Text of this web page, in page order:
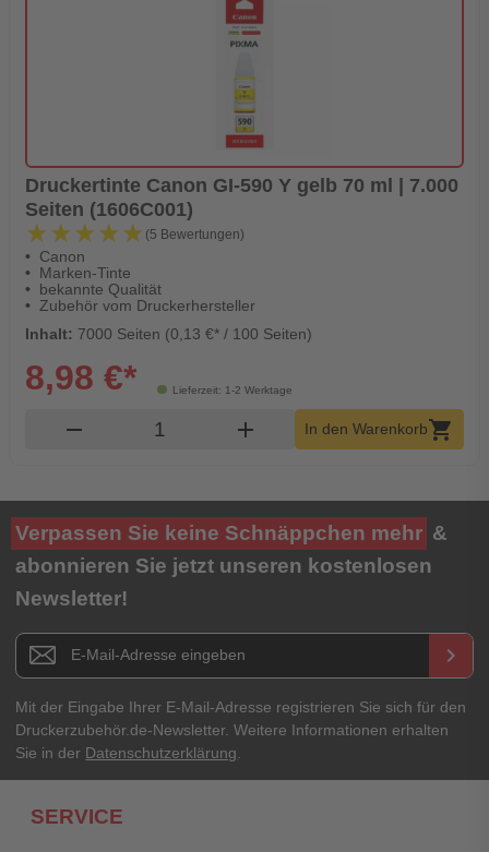
Druckertinte Canon GI-590 Y gelb 70 ml | 7.000
Seiten (1606C001)
★★★★★
★★★★★ (5 Bewertungen)
Canon
Marken-Tinte
bekannte Qualität
Zubehör vom Druckerhersteller
Inhalt: 7000 Seiten (0,13 €* / 100 Seiten)
Lieferzeit: 1-2 Werktage
8,98 €*
remove Produkt Warenkorb Menge
add In den Warenkorbshopping_cart
Verpassen Sie keine Schnäppchen mehr &
abonnieren Sie jetzt unseren kostenlosen
Newsletter!
Newsletter E-Mail Adresse keyboard_arrow_right
Mit der Eingabe Ihrer E-Mail-Adresse registrieren Sie sich für den
Druckerzubehör.de-Newsletter. Weitere Informationen erhalten
Sie in der Datenschutzerklärung
SERVICE